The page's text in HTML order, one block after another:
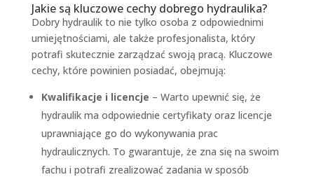
Jakie są kluczowe cechy dobrego hydraulika?
Dobry hydraulik to nie tylko osoba z odpowiednimi
umiejętnościami, ale także profesjonalista, który
potrafi skutecznie zarządzać swoją pracą. Kluczowe
cechy, które powinien posiadać, obejmują:
Kwalifikacje i licencje – Warto upewnić się, że
hydraulik ma odpowiednie certyfikaty oraz licencje
uprawniające go do wykonywania prac
hydraulicznych. To gwarantuje, że zna się na swoim
fachu i potrafi zrealizować zadania w sposób